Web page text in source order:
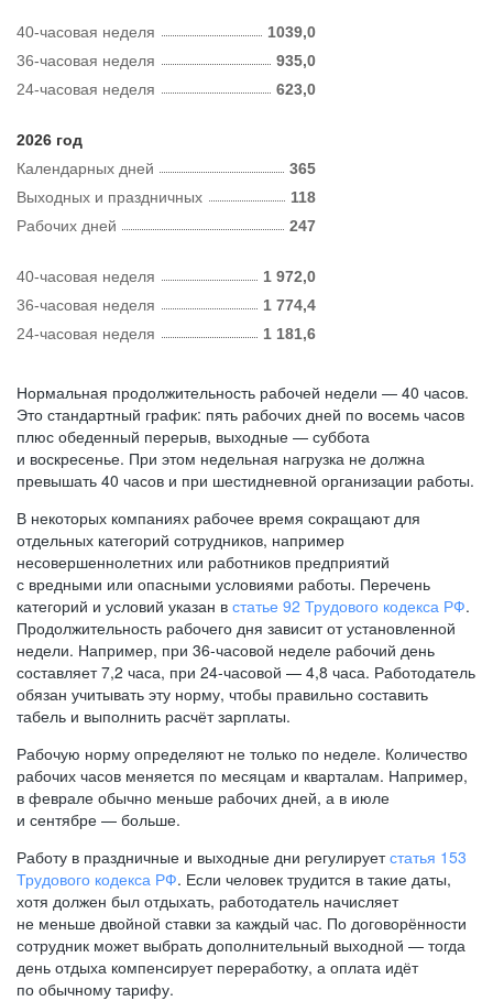
40-часовая неделя
1039,0
36-часовая неделя
935,0
24-часовая неделя
623,0
2026 год
Календарных дней
365
Рабочих дней 247
Выходных и праздничных 118
40-часовая неделя
1 972,0
36-часовая неделя
1 774,4
24-часовая неделя
1 181,6
Нормальная продолжительность рабочей недели — 40 часов.
Это стандартный график: пять рабочих дней по восемь часов
плюс обеденный перерыв, выходные — суббота
и воскресенье. При этом недельная нагрузка не должна
превышать 40 часов и при шестидневной организации работы.
В некоторых компаниях рабочее время сокращают для
отдельных категорий сотрудников, например
несовершеннолетних или работников предприятий
с вредными или опасными условиями работы. Перечень
категорий и условий указан в статье 92 Трудового кодекса РФ.
Продолжительность рабочего дня зависит от установленной
недели. Например, при 36-часовой неделе рабочий день
составляет 7,2 часа, при 24-часовой — 4,8 часа. Работодатель
обязан учитывать эту норму, чтобы правильно составить
табель и выполнить расчёт зарплаты.
Рабочую норму определяют не только по неделе. Количество
рабочих часов меняется по месяцам и кварталам. Например,
в феврале обычно меньше рабочих дней, а в июле
и сентябре — больше.
Работу в праздничные и выходные дни регулируетстатья 153
Трудового кодекса РФ. Если человек трудится в такие даты,
хотя должен был отдыхать, работодатель начисляет
не меньше двойной ставки за каждый час. По договорённости
сотрудник может выбрать дополнительный выходной — тогда
день отдыха компенсирует переработку, а оплата идёт
по обычному тарифу.